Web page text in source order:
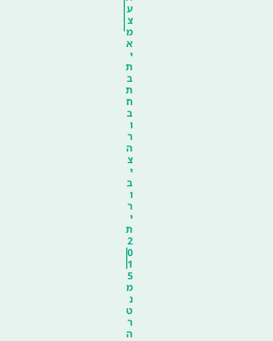
ע
צ
מ
א
י
ת
ב
ת
ח
ב
ו
ר
ה
צ
י
ב
ו
ר
י
ת
2
0
1
5
מ
נ
ט
ר
ה